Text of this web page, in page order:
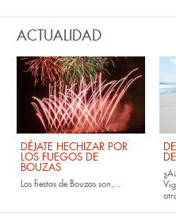
ACTUALIDAD
DÉJATE HECHIZAR POR
LOS FUEGOS DE
BOUZAS
Las fiestas de Bouzas son,...